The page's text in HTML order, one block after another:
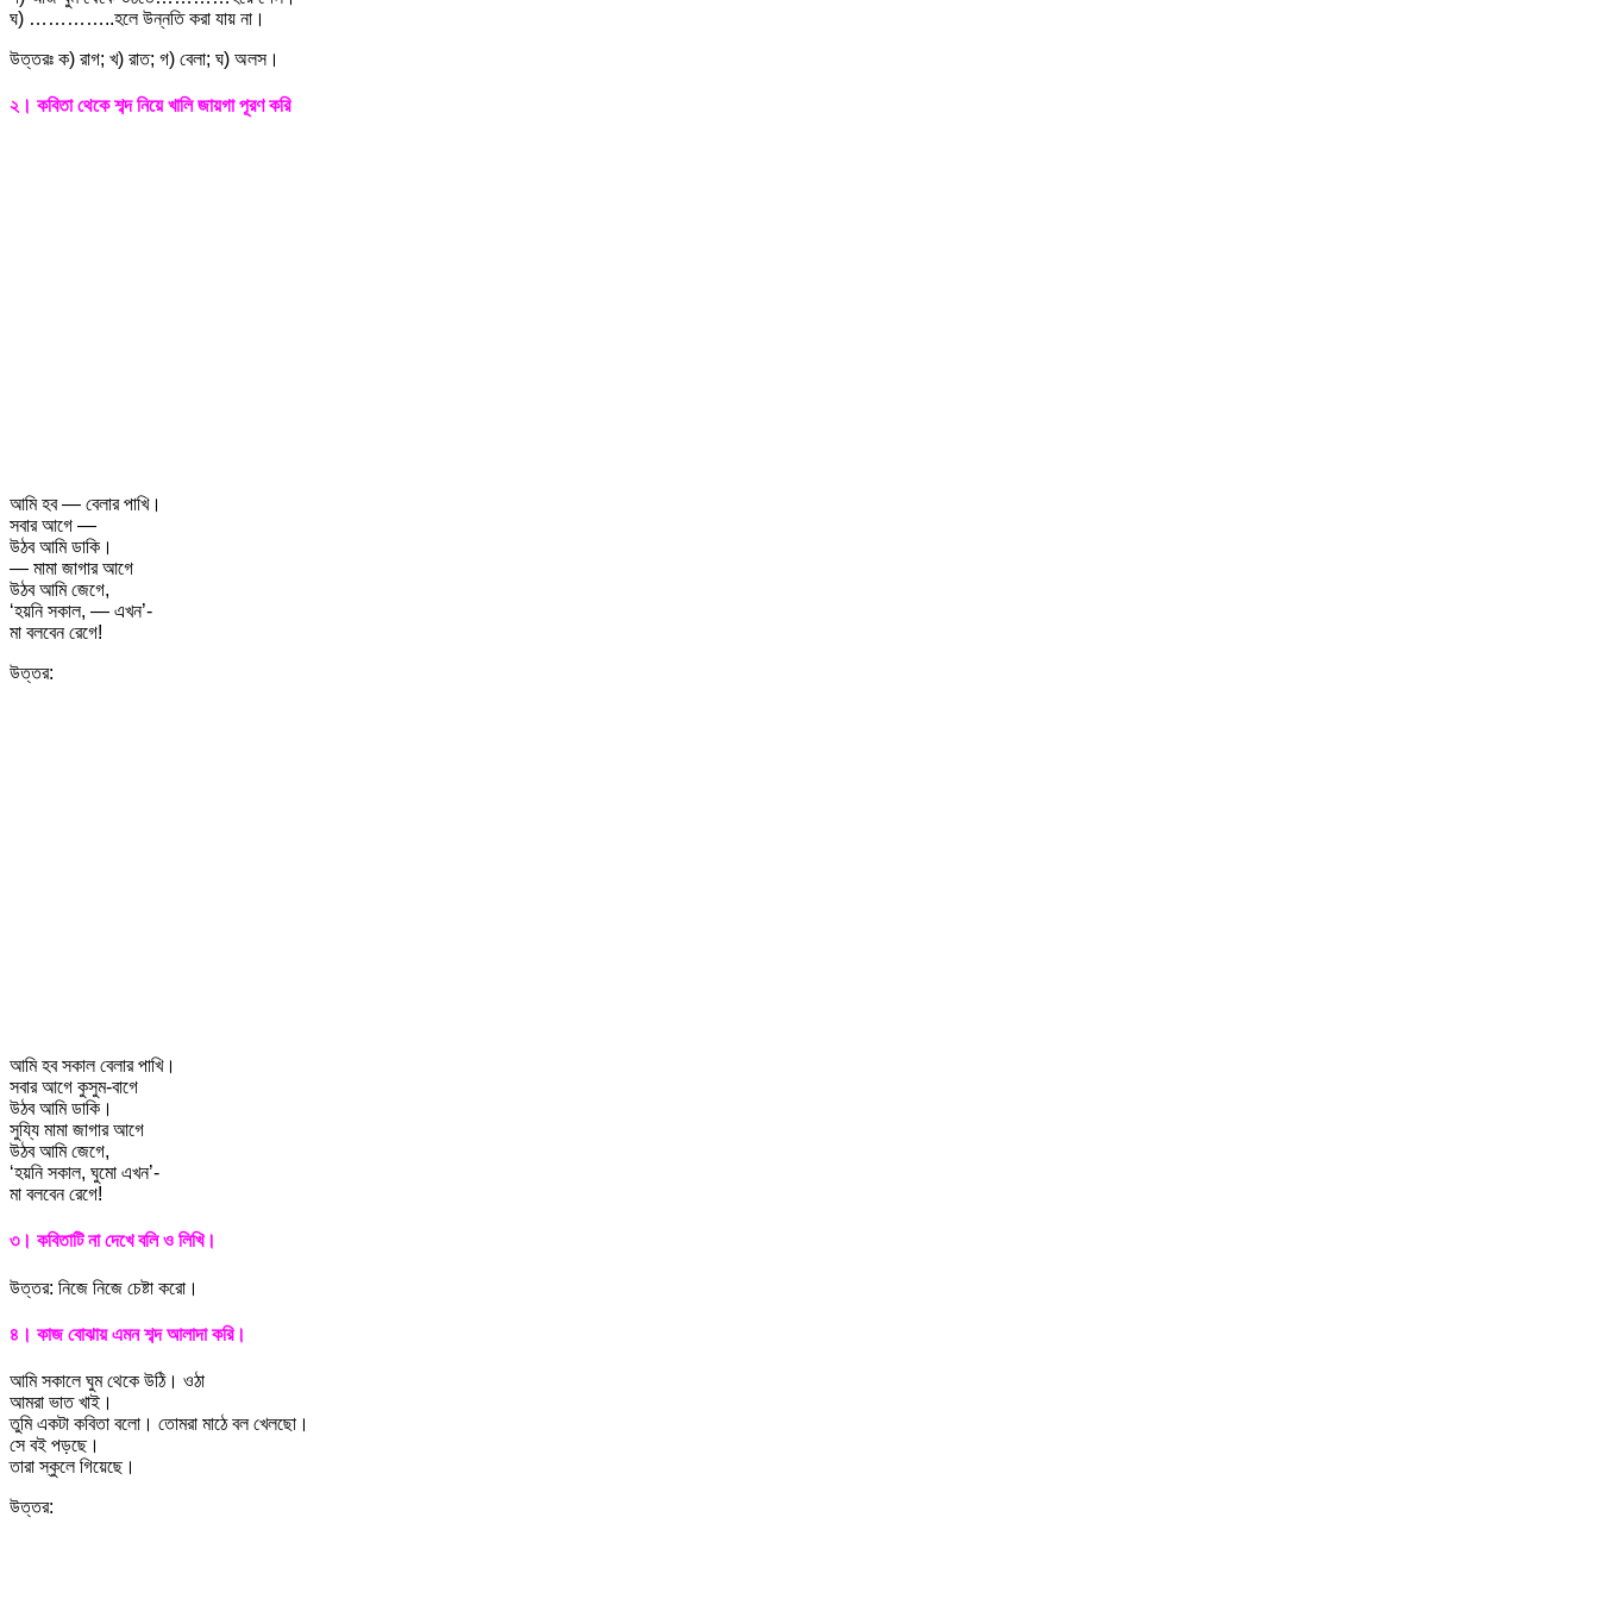
ঘ) …………..হলে উন্নতি করা যায় না।
উত্তরঃ ক) রাগ; খ) রাত; গ) বেলা; ঘ) অলস।
২। কবিতা থেকে শব্দ নিয়ে খালি জায়গা পূরণ করি
আমি হব — বেলার পাখি।
সবার আগে —
উঠব আমি ডাকি।
— মামা জাগার আগে
উঠব আমি জেগে,
‘হয়নি সকাল, — এখন’-
মা বলবেন রেগে!
উত্তর:
আমি হব সকাল বেলার পাখি।
সবার আগে কুসুম-বাগে
উঠব আমি ডাকি।
সুয্যি মামা জাগার আগে
উঠব আমি জেগে,
‘হয়নি সকাল, ঘুমো এখন’-
মা বলবেন রেগে!
৩। কবিতাটি না দেখে বলি ও লিখি।
উত্তর: নিজে নিজে চেষ্টা করো।
৪। কাজ বোঝায় এমন শব্দ আলাদা করি।
আমি সকালে ঘুম থেকে উঠি। ওঠা
আমরা ভাত খাই।
তুমি একটা কবিতা বলো। তোমরা মাঠে বল খেলছো।
সে বই পড়ছে।
তারা স্কুলে গিয়েছে।
উত্তর: